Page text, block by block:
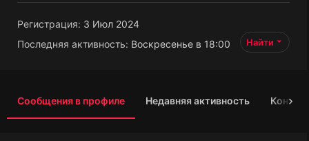
Регистрация 3 Июл 2024
Последняя активность Воскресенье в 18:00 Найти
Сообщения в профиле Недавняя активность